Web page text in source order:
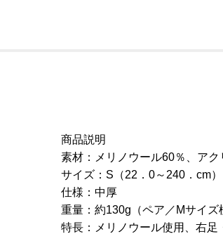
商品説明
素材：メリノウール60％、ア
サイズ：S（22．0～240．cm
仕様：中厚
重量：約130g（ペア／Mサイズ
特長：メリノウール使用、右足